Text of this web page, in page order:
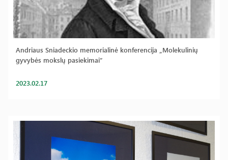
Andriaus Sniadeckio memorialinė konferencija „Molekulinių
gyvybės mokslų pasiekimai”
2023.02.17